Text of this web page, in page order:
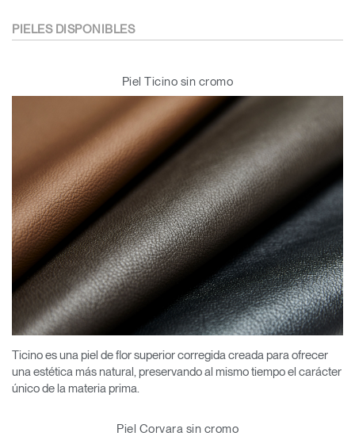
PIELES DISPONIBLES
Piel Ticino sin cromo
Ticino es una piel de flor superior corregida creada para ofrecer
una estética más natural, preservando al mismo tiempo el carácter
único de la materia prima.
Piel Corvara sin cromo